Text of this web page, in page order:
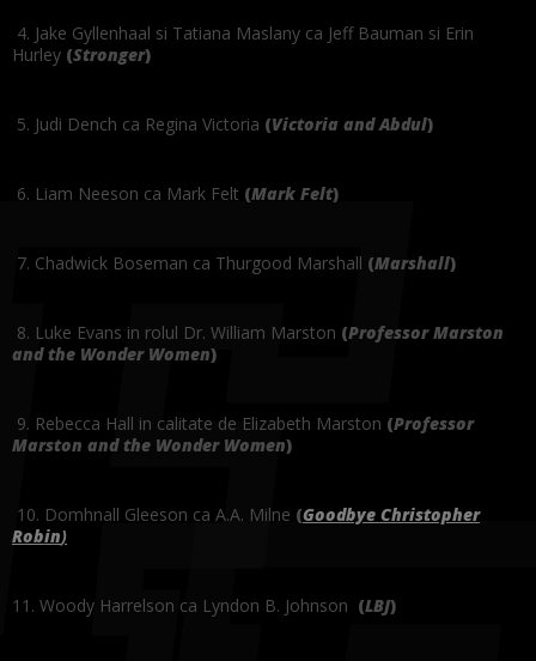
4. Jake Gyllenhaal si Tatiana Maslany ca Jeff Bauman si Erin
Hurley (Stronger)
5. Judi Dench ca Regina Victoria (Victoria and Abdul)
6. Liam Neeson ca Mark Felt (Mark Felt)
7. Chadwick Boseman ca Thurgood Marshall (Marshall)
8. Luke Evans in rolul Dr. William Marston (Professor Marston
and the Wonder Women)
9. Rebecca Hall in calitate de Elizabeth Marston (Professor
Marston and the Wonder Women)
10. Domhnall Gleeson ca A.A. Milne (Goodbye Christopher
Robin)
11. Woody Harrelson ca Lyndon B. Johnson (LBJ)